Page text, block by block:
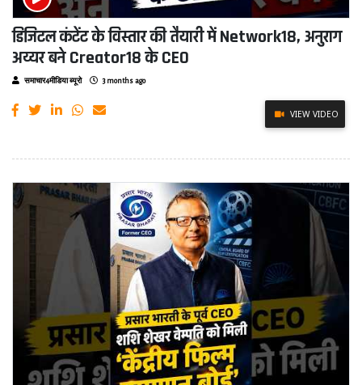
डिजिटल कंटेंट के विस्तार की तैयारी में Network18, अनुराग
अय्यर बने Creator18 के CEO
समाचार4मीडिया ब्यूरो 3 months ago
VIEW VIDEO